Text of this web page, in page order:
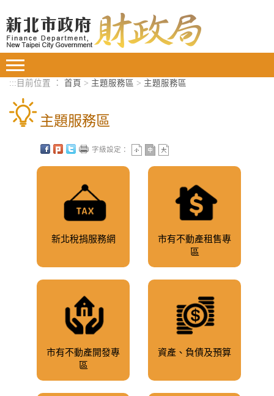
::: 目前位置 ： 首頁 > 主題服務區 > 主題服務區
主題服務區
字級設定：
新北稅捐服務網
市有不動產租售專
區
市有不動產開發專
區
資產、負債及預算